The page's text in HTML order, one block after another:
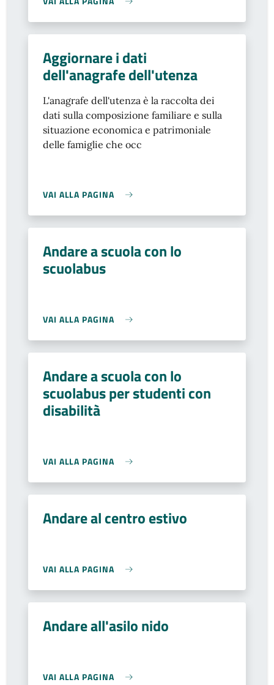
Aggiornare i dati
dell'anagrafe dell'utenza
L'anagrafe dell'utenza è la raccolta dei
dati sulla composizione familiare e sulla
situazione economica e patrimoniale
delle famiglie che occ
VAI ALLA PAGINA
Andare a scuola con lo
scuolabus
VAI ALLA PAGINA
Andare a scuola con lo
scuolabus per studenti con
disabilità
VAI ALLA PAGINA
Andare al centro estivo
VAI ALLA PAGINA
Andare all'asilo nido
VAI ALLA PAGINA